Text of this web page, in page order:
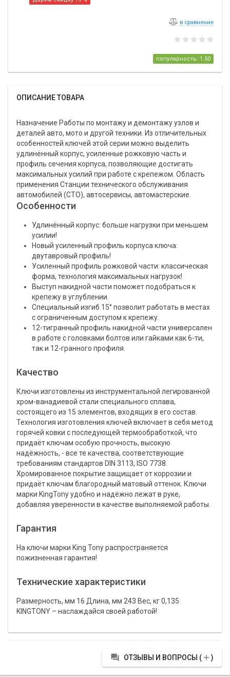
в сравнение
популярность: 1.50
ОПИСАНИЕ ТОВАРА
Назначение Работы по монтажу и демонтажу узлов и
деталей авто, мото и другой техники. Из отличительных
особенностей ключей этой серии можно выделить
удлинённый корпус, усиленные рожковую часть и
профиль сечения корпуса, позволяющие достигать
максимальных усилий при работе с крепежом. Область
применения Станции технического обслуживания
автомобилей (СТО), автосервисы, автомастерские.
Особенности
Удлинённый корпус: больше нагрузки при меньшем
усилии!
Новый усиленный профиль корпуса ключа:
двутавровый профиль!
Усиленный профиль рожковой части: классическая
форма, технология максимальных нагрузок!
Выступ накидной части поможет подобраться к
крепежу в углублении.
Специальный изгиб 15° позволит работать в местах
с ограниченным доступом к крепежу.
12-тигранный профиль накидной части универсален
в работе с головками болтов или гайками как 6-ти,
так и 12-гранного профиля.
Качество
Ключи изготовлены из инструментальной легированной
хром-ванадиевой стали специального сплава,
состоящего из 15 элементов, входящих в его состав.
Технология изготовления ключей включает в себя метод
горячей ковки с последующей термообработкой, что
придаёт ключам особую прочность, высокую
надёжность, - все те качества, соответствующие
требованиям стандартов DIN 3113, ISO 7738.
Хромированное покрытие защищает от коррозии и
придаёт ключам благородный матовый оттенок. Ключи
марки KingTony удобно и надёжно лежат в руке,
добавляя уверенности в качестве выполняемой работы.
Гарантия
На ключи марки King Tony распространяется
пожизненная гарантия!
Технические характеристики
Размерность, мм 16 Длина, мм 243 Вес, кг 0,135
KINGTONY – наслаждайся своей работой!
 ОТЗЫВЫ И ВОПРОСЫ ()